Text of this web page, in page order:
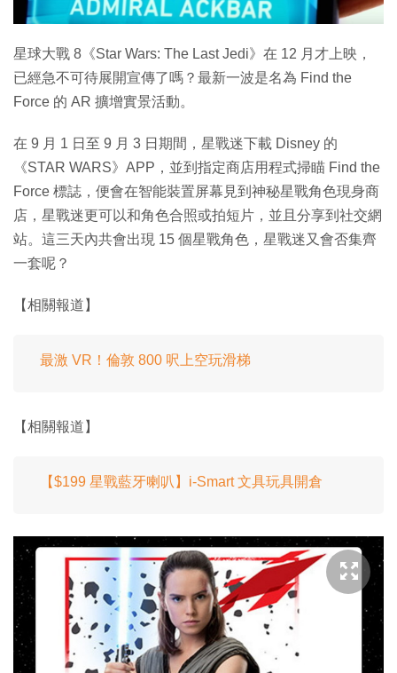
星球大戰 8《Star Wars: The Last Jedi》在 12 月才上映，
已經急不可待展開宣傳了嗎？最新一波是名為 Find the
Force 的 AR 擴增實景活動。
在 9 月 1 日至 9 月 3 日期間，星戰迷下載 Disney 的
《STAR WARS》APP，並到指定商店用程式掃瞄 Find the
Force 標誌，便會在智能裝置屏幕見到神秘星戰角色現身商
店，星戰迷更可以和角色合照或拍短片，並且分享到社交網
站。這三天內共會出現 15 個星戰角色，星戰迷又會否集齊
一套呢？
【相關報道】
最激 VR！倫敦 800 呎上空玩滑梯
【相關報道】
【$199 星戰藍牙喇叭】i-Smart 文具玩具開倉